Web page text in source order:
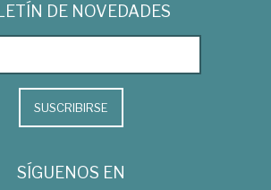
DE NOVEDADES
SUSCRIBIRSE
SÍGUENOS EN